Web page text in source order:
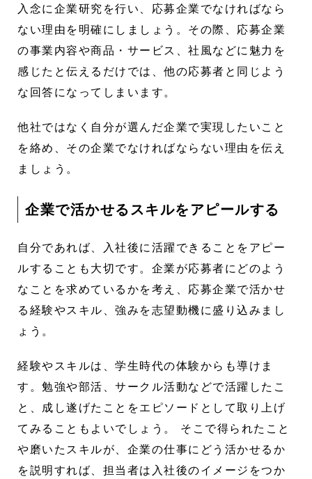
入念に企業研究を行い、応募企業でなければなら
ない理由を明確にしましょう。その際、応募企業
の事業内容や商品・サービス、社風などに魅力を
感じたと伝えるだけでは、他の応募者と同じよう
な回答になってしまいます。
他社ではなく自分が選んだ企業で実現したいこと
を絡め、その企業でなければならない理由を伝え
ましょう。
企業で活かせるスキルをアピールする
自分であれば、入社後に活躍できることをアピー
ルすることも大切です。企業が応募者にどのよう
なことを求めているかを考え、応募企業で活かせ
る経験やスキル、強みを志望動機に盛り込みまし
ょう。
経験やスキルは、学生時代の体験からも導けま
す。勉強や部活、サークル活動などで活躍したこ
と、成し遂げたことをエピソードとして取り上げ
てみることもよいでしょう。 そこで得られたこと
や磨いたスキルが、企業の仕事にどう活かせるか
を説明すれば、担当者は入社後のイメージをつか